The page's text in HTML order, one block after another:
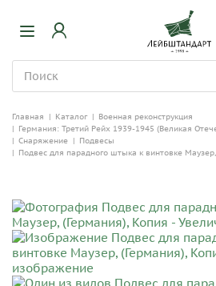
Главная | Каталог | Военная реконструкция
| Германия: Третий Рейх 1939-1945 (Великая
| Снаряжение | Подвесы
| Подвес для парадного штыка к винтовке